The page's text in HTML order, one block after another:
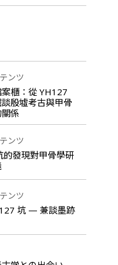
ンツ
櫃：從 YH127
殷墟考古與甲骨
係
ンツ
的發現對甲骨學研
ンツ
坑 — 兼談墨跡